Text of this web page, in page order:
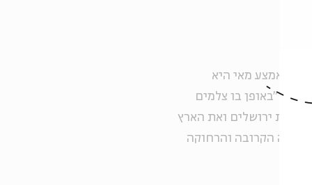
חי באמצע מאי היא
"באופן בו צלמים
את ירושלים ואת הארץ
הקרובה והרחוקה